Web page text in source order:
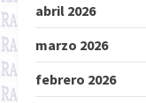
abril 2026
marzo 2026
febrero 2026